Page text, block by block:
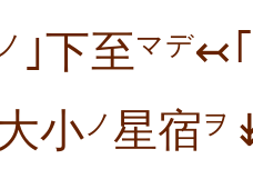
ノ ｣下至マデ↢
小 ノ 星宿ヲ